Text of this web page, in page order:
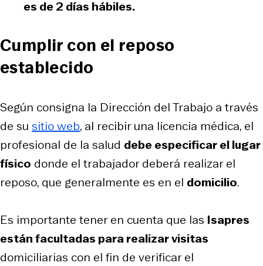
es de2 días hábiles.
Cumplir con el reposo
establecido
Según consigna la Dirección del Trabajo a través
de su sitio web, al recibir una licencia médica, el
profesional de la salud debe especificar el lugar
físico donde el trabajador deberá realizar el
reposo, que generalmente es en el domicilio.
Es importante tener en cuenta que las Isapres
están facultadas para realizar visitas
domiciliarias con el fin de verificar el